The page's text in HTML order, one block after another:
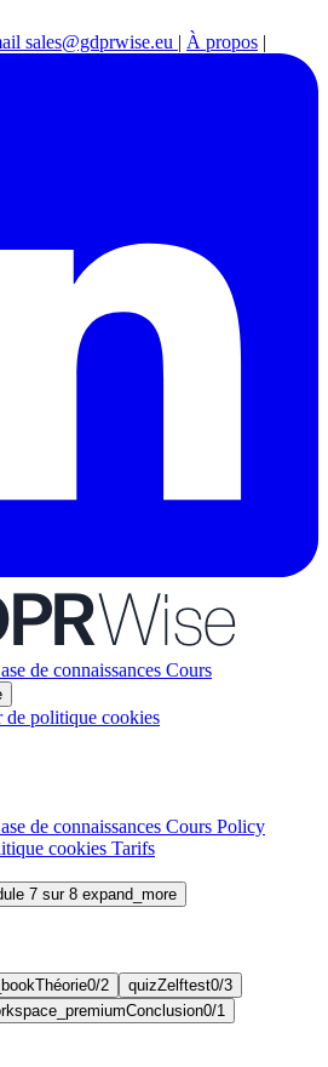
sales@gdprwise.eu | À propos |
de connaissances Cours
de politique cookies
de connaissances Cours Policy
cookies Tarifs
7 sur 8 expand_more
Théorie0/2 quizZelftest0/3
Conclusion0/1